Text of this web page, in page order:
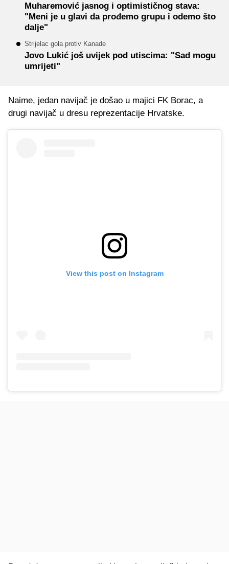
Muharemović jasnog i optimističnog stava:
"Meni je u glavi da prođemo grupu i odemo što
dalje"
Strijelac gola protiv Kanade
Jovo Lukić još uvijek pod utiscima: "Sad mogu
umrijeti"
Naime, jedan navijač je došao u majici FK Borac, a
drugi navijač u dresu reprezentacije Hrvatske.
View this post on Instagram